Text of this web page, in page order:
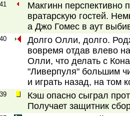
41
Макгинн перспективно
вратарскую гостей.
а Джо Гомес в аут
40
Долго Олли, долго.
вовремя отдав влево
Олли, что делать с
"Ливерпуля" большим
и играть назад, на том
39
Кэш опасно сыграл
Получает защитник